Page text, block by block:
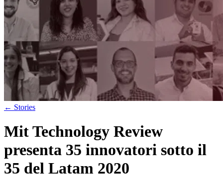
← Stories
Mit Technology Review
presenta 35 innovatori sotto il
35 del Latam 2020